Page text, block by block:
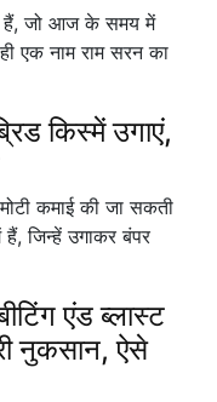
हैं, जो आज के समय में
एक नाम राम सरन का
किस्में उगाएं,
कमाई की जा सकती
जिन्हें उगाकर बंपर
एंड ब्लास्ट
नुकसान, ऐसे